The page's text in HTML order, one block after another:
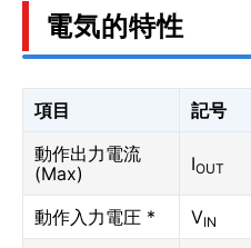
電気的特性
項目 記号
動作出力電流
(Max)
IOUT
動作入力電圧 * VIN